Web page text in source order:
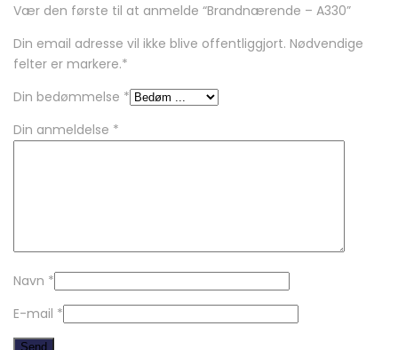
Vær den første til at anmelde “Brandnærende – A330”
Din email adresse vil ikke blive offentliggjort. Nødvendige
felter er markere.*
Din bedømmelse *
Din anmeldelse *
Navn *
E-mail *